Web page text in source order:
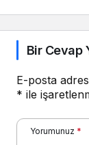
Bir Cevap
E-posta
* ile
Yorumunuz *